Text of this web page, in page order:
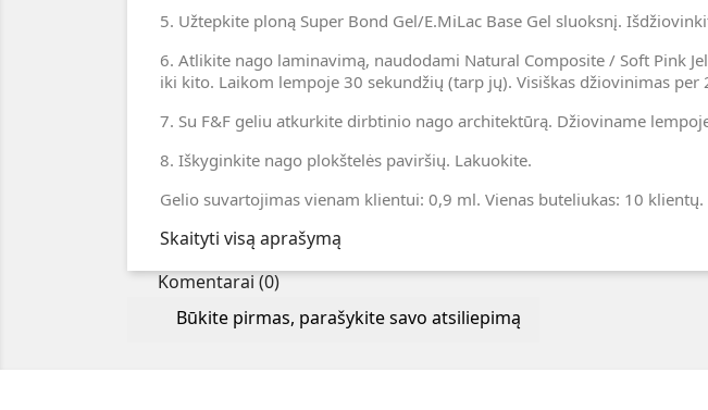
5. Užtepkite ploną Super Bond Gel/E.MiLac Base Gel sluoksnį.
6. Atlikite nago laminavimą, naudodami Natural Composite / Soft Pink
iki kito. Laikom lempoje 30 sekundžių (tarp jų). Visiškas džiovinimas per
7. Su F&F geliu atkurkite dirbtinio nago architektūrą. Džioviname
8. Iškyginkite nago plokštelės paviršių. Lakuokite.
Gelio suvartojimas vienam klientui: 0,9 ml. Vienas buteliukas: 10 klientų.
Skaityti visą aprašymą
Komentarai (0)
Būkite pirmas, parašykite savo atsiliepimą